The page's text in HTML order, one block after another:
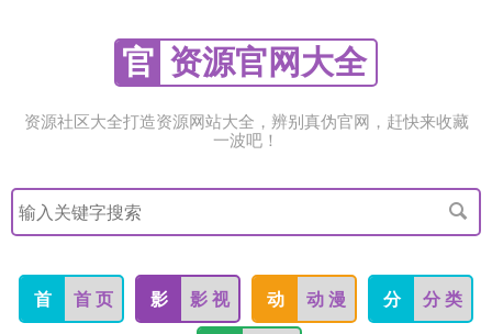
官 资源官网大全
资源社区大全打造资源网站大全，辨别真伪官网，赶快来收藏
一波吧！
搜
索
关
字
首 首 页 影 影 视 动 动 漫 分 分 类